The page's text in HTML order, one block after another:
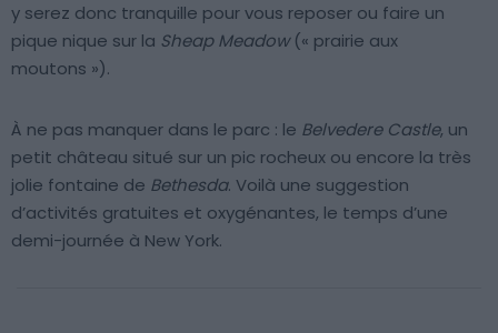
y serez donc tranquille pour vous reposer ou faire un
pique nique sur la Sheap Meadow(« prairie aux
moutons »).
À ne pas manquer dans le parc : le Belvedere Castle, un
petit château situé sur un pic rocheux ou encore la très
jolie fontaine de Bethesda. Voilà une suggestion
d’activités gratuites et oxygénantes, le temps d’une
demi-journée à New York.